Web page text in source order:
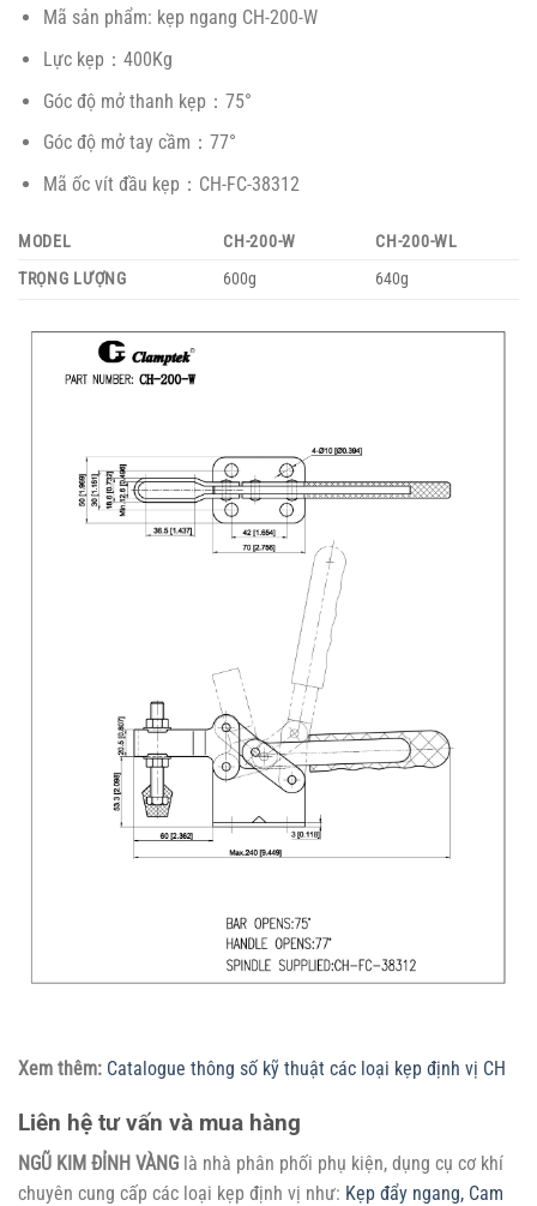
Mã sản phẩm: kẹp ngang CH-200-W
Lực kẹp：400Kg
Góc độ mở thanh kẹp：75°
Góc độ mở tay cầm：77°
Mã ốc vít đầu kẹp：CH-FC-38312
MODEL CH-200-W
CH-200-WL
TRỌNG LƯỢNG
600g 640g
Xem thêm: Catalogue thông số kỹ thuật các loại kẹp định vị CH
Liên hệ tư vấn và mua hàng
NGŨ KIM ĐỈNH VÀNG là nhà phân phối phụ kiện, dụng cụ cơ khí
chuyên cung cấp các loại kẹp định vị như: Kẹp đẩy ngang, Cam